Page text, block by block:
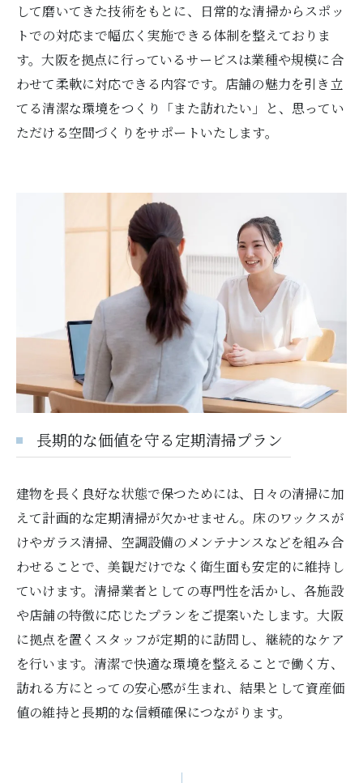
して磨いてきた技術をもとに、日常的な清掃からスポッ
トでの対応まで幅広く実施できる体制を整えておりま
す。大阪を拠点に行っているサービスは業種や規模に合
わせて柔軟に対応できる内容です。店舗の魅力を引き立
てる清潔な環境をつくり「また訪れたい」と、思ってい
ただける空間づくりをサポートいたします。
長期的な価値を守る定期清掃プラン
建物を長く良好な状態で保つためには、日々の清掃に加
えて計画的な定期清掃が欠かせません。床のワックスが
けやガラス清掃、空調設備のメンテナンスなどを組み合
わせることで、美観だけでなく衛生面も安定的に維持し
ていけます。清掃業者としての専門性を活かし、各施設
や店舗の特徴に応じたプランをご提案いたします。大阪
に拠点を置くスタッフが定期的に訪問し、継続的なケア
を行います。清潔で快適な環境を整えることで働く方、
訪れる方にとっての安心感が生まれ、結果として資産価
値の維持と長期的な信頼確保につながります。